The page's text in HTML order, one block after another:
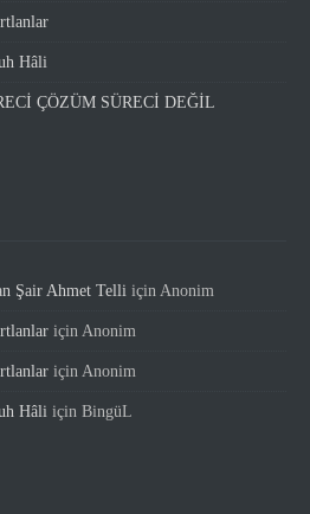
Hâli
ÇÖZÜM SÜRECİ DEĞİL
Şair Ahmet Telli için Anonim
için Anonim
için Anonim
Hâli için BingüL